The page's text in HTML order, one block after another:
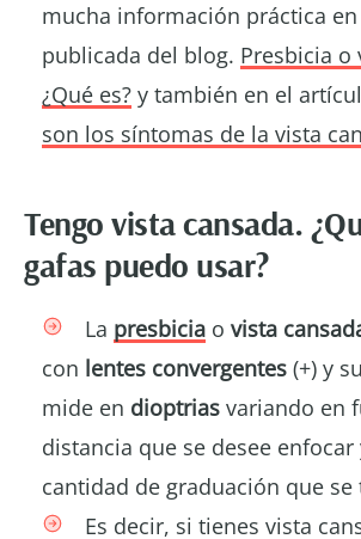
mucha información práctica
publicada del blog. Presbicia o
¿Qué es? y también en el
son los síntomas de la vista
Tengo vista cansada.
gafas puedo usar?
La presbicia o vista
con lentes convergentes (+) y
mide en dioptrias variando en
distancia que se desee enfocar
cantidad de graduación que se
Es decir, si tienes vista